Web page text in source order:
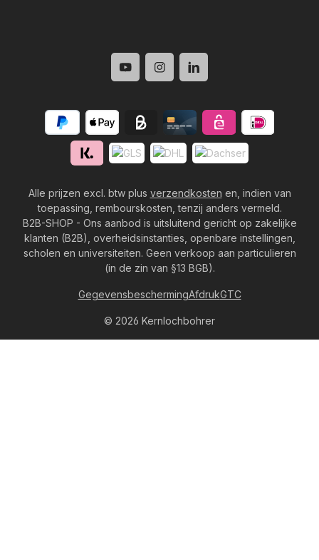
Alle prijzen excl. btw plus verzendkosten en, indien van
toepassing, rembourskosten, tenzij anders vermeld.
B2B-SHOP - Ons aanbod is uitsluitend gericht op zakelijke
klanten (B2B), overheidsinstanties, openbare instellingen,
scholen en universiteiten. Geen verkoop aan particulieren
(in de zin van §13 BGB).
© 2026 Kernlochbohrer
GegevensbeschermingAfdrukGTC